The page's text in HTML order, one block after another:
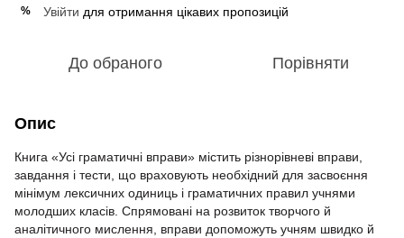
% Увійти для отримання цікавих пропозицій
До обраного Порівняти
Опис
Книга «Усі граматичні вправи» містить різнорівневі вправи,
завдання і тести, що враховують необхідний для засвоєння
мінімум лексичних одиниць і граматичних правил учнями
молодших класів. Спрямовані на розвиток творчого й
аналітичного мислення, вправи допоможуть учням швидко й